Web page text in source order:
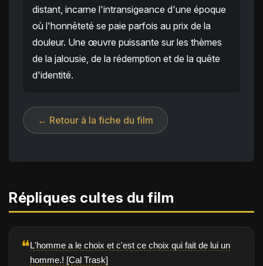
distant, incarne l'intransigeance d'une époque
où l'honnêteté se paie parfois au prix de la
douleur. Une œuvre puissante sur les thèmes
de la jalousie, de la rédemption et de la quête
d'identité.
← Retour à la fiche du film
Répliques cultes du film
❝L'homme a le choix et c'est ce choix qui fait de lui un
homme.! [Cal Trask]